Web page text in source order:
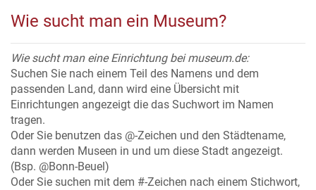
Wie sucht man ein Museum?
Wie sucht man eine Einrichtung bei museum.de:
Suchen Sie nach einem Teil des Namens und dem
passenden Land, dann wird eine Übersicht mit
Einrichtungen angezeigt die das Suchwort im Namen
tragen.
Oder Sie benutzen das @-Zeichen und den Städtename,
dann werden Museen in und um diese Stadt angezeigt.
(Bsp. @Bonn-Beuel)
Oder Sie suchen mit dem #-Zeichen nach einem Stichwort,